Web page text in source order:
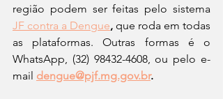
JF contra a Dengue, que roda em todas
as plataformas. Outras formas é o
WhatsApp, (32) 98432-4608, ou pelo e-
mail dengue@pjf.mg.gov.br.